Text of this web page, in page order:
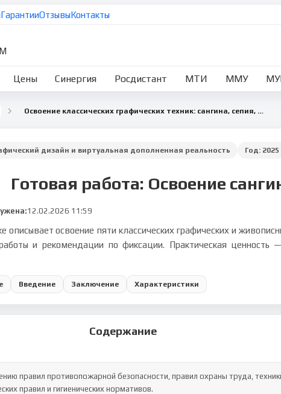
ГарантииОтзывыКонтакты
Цены Синергия Росдистант МТИ ММУ
Освоение классических графических техник: сангина, сепия, пастель, темпера, уголь
дизайн и виртуальная дополненная реальность Год: 2025
Готовая работа: Освоение
12.02.2026 11:59
описывает освоение пяти классических графических и
и рекомендации по фиксации. Практическая
Введение Заключение Характеристики
Содержание
правил и гигиенических нормативов.